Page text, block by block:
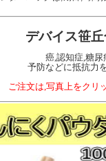
デバイス笹
癌,認知症,糖
予防などに抵抗力
ご注文は,写真上をクリ